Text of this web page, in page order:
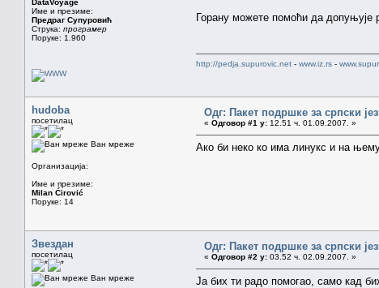
DataVoyage
Име и презиме:
Предраг Супуровић
Струка: програмер
Поруке: 1.960
Горану можете помоћи да допуњује
http://pedja.supurovic.net - www.iz.rs -
hudoba
посетилац
Ван мреже
Организација:
Име и презиме:
Milan Ćirović
Поруке: 14
Одг: Пакет подршке за српски
« Одговор #1 у: 12.51 ч. 01.09.2007. »
Ако би неко ко има линукс и на
Звездан
посетилац
Ван мреже
Одг: Пакет подршке за српски
« Одговор #2 у: 03.52 ч. 02.09.2007. »
Ја бих ти радо помогао, само кад